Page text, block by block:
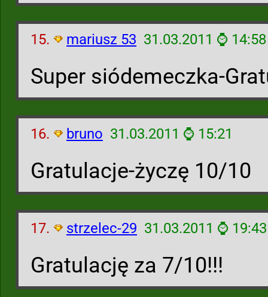
15. mariusz 53 31.03.2011 ⌚ 14:58
Super siódemeczka-
16. bruno 31.03.2011 ⌚ 15:21
Gratulacje-życzę 10/10
17. strzelec-29 31.03.2011 ⌚ 19:43
Gratulację za 7/10!!!